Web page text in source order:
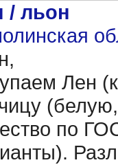
/ льон
Лен
по